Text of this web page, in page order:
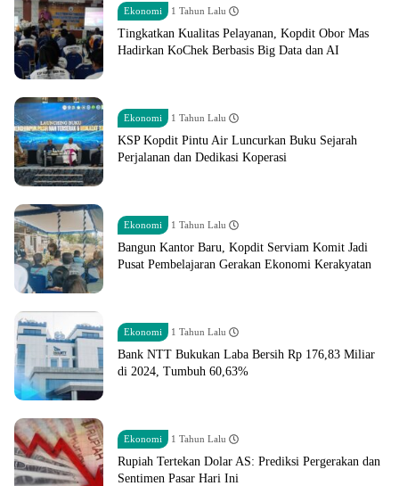
Ekonomi 1 Tahun Lalu
Tingkatkan Kualitas Pelayanan, Kopdit Obor Mas
Hadirkan KoChek Berbasis Big Data dan AI
Ekonomi 1 Tahun Lalu
KSP Kopdit Pintu Air Luncurkan Buku Sejarah
Perjalanan dan Dedikasi Koperasi
Ekonomi 1 Tahun Lalu
Bangun Kantor Baru, Kopdit Serviam Komit Jadi
Pusat Pembelajaran Gerakan Ekonomi Kerakyatan
Ekonomi 1 Tahun Lalu
Bank NTT Bukukan Laba Bersih Rp 176,83 Miliar
di 2024, Tumbuh 60,63%
Ekonomi 1 Tahun Lalu
Rupiah Tertekan Dolar AS: Prediksi Pergerakan dan
Sentimen Pasar Hari Ini